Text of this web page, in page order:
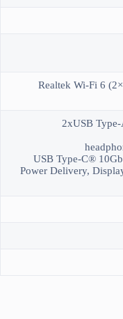
Realtek Wi-Fi 6
2xUSB
USB Type-C®
Power Delivery,